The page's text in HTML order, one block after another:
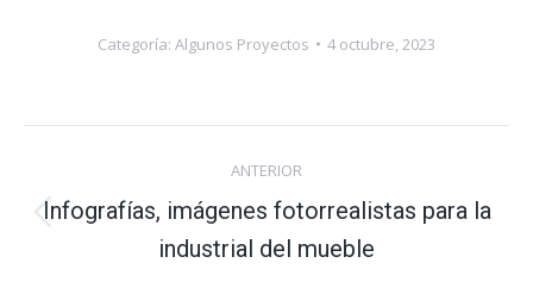
Categoría: Algunos Proyectos 4 octubre, 2023
Navegación
entre
publicaciones
ANTERIOR
anterior:
Infografías, imágenes fotorrealistas para la
industrial del mueble